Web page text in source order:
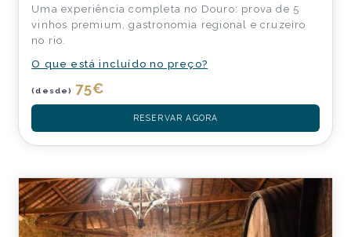
Uma experiência completa no Douro: prova de 5
vinhos premium, gastronomia regional e cruzeiro
no rio.
O que está incluído no preço?
(desde) 75€
RESERVAR AGORA